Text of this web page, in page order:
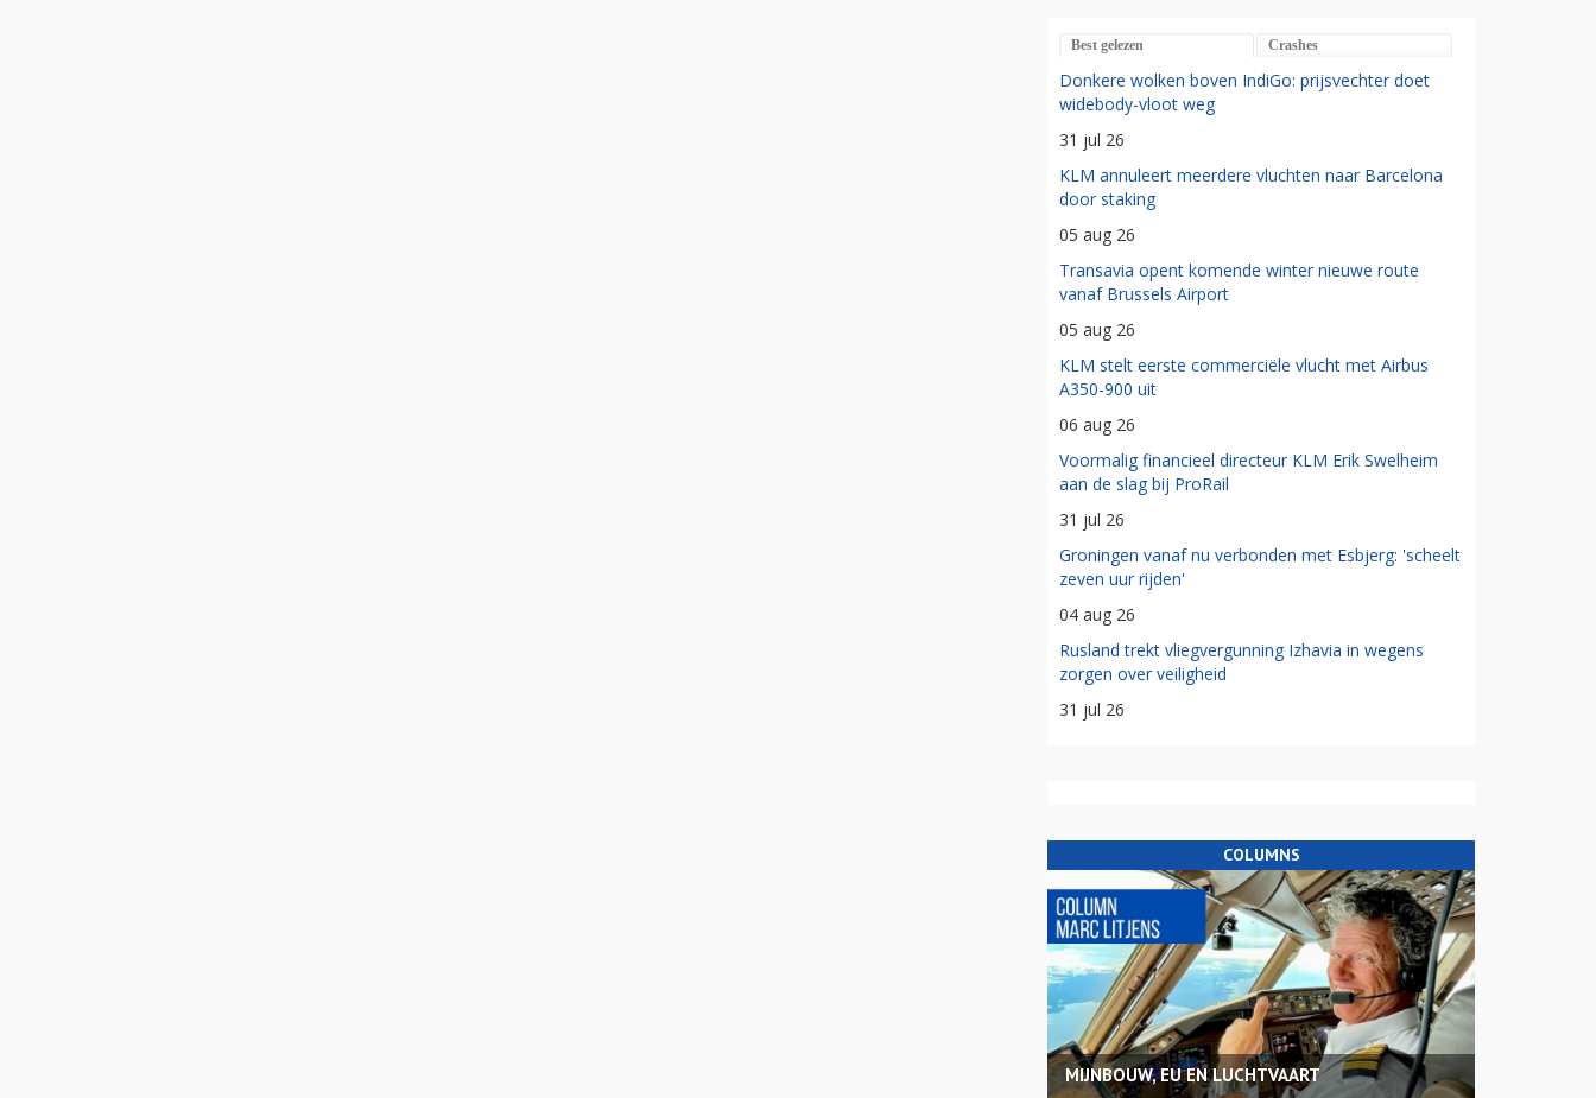
Best gelezen Crashes
Donkere wolken boven IndiGo: prijsvechter doet
widebody-vloot weg
31 jul 26
KLM annuleert meerdere vluchten naar Barcelona
door staking
05 aug 26
Transavia opent komende winter nieuwe route
vanaf Brussels Airport
05 aug 26
KLM stelt eerste commerciële vlucht met Airbus
A350-900 uit
06 aug 26
Voormalig financieel directeur KLM Erik Swelheim
aan de slag bij ProRail
31 jul 26
Groningen vanaf nu verbonden met Esbjerg: 'scheelt
zeven uur rijden'
04 aug 26
Rusland trekt vliegvergunning Izhavia in wegens
zorgen over veiligheid
31 jul 26
COLUMNS
MIJNBOUW, EU EN LUCHTVAART